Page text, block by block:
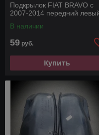
Подкрылок FIAT BRAVO с
2007-2014 передний
В наличии
59 руб.
Купить